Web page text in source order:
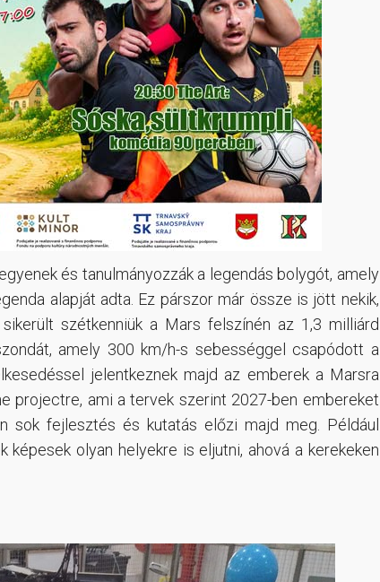
és tanulmányozzák a legendás bolygót, amely
alapját adta. Ez párszor már össze is jött nekik,
szétkenniük a Mars felszínén az 1,3 milliárd
amely 300 km/h-s sebességgel csapódott a
jelentkeznek majd az emberek a Marsra
projectre, ami a tervek szerint 2027-ben embereket
fejlesztés és kutatás előzi majd meg. Például
olyan helyekre is eljutni, ahová a kerekeken